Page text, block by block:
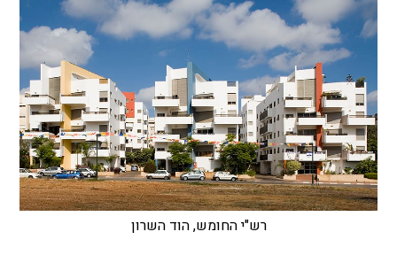
רש"י החומש, הוד השרון